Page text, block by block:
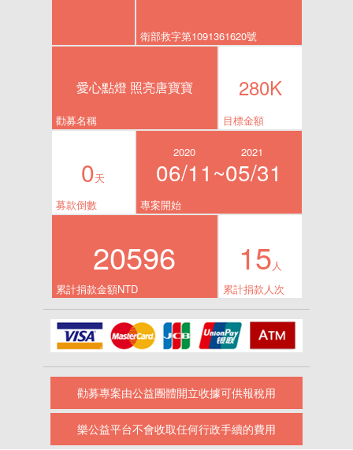
衛部救字第1091361620號
愛心點燈 照亮唐寶寶
勸募名稱
280K
目標金額
0天
募款倒數
2020
06/11~
2021
05/31
專案開始
20596
累計捐款金額NTD
15人
累計捐款人次
勸募專案由公益團體開立收據可供報稅用
樂公益平台不會收取任何行政手續的費用